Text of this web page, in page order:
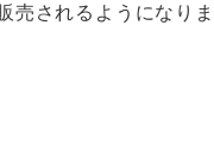
売されるようになりま